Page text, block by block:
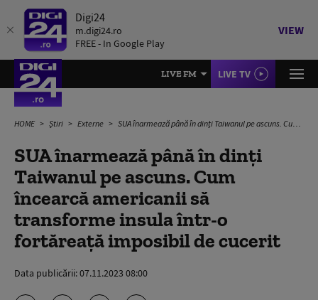
Digi24
m.digi24.ro
FREE - In Google Play
VIEW
LIVE FM LIVE TV
HOME Știri Externe SUA înarmează până în dinți Taiwanul pe ascuns. Cum încearcă americanii să transforme insula într-o fortăreață imposibil de cucerit
SUA înarmează până în dinți
Taiwanul pe ascuns. Cum
încearcă americanii să
transforme insula într-o
fortăreață imposibil de cucerit
Data publicării:07.11.2023 08:00